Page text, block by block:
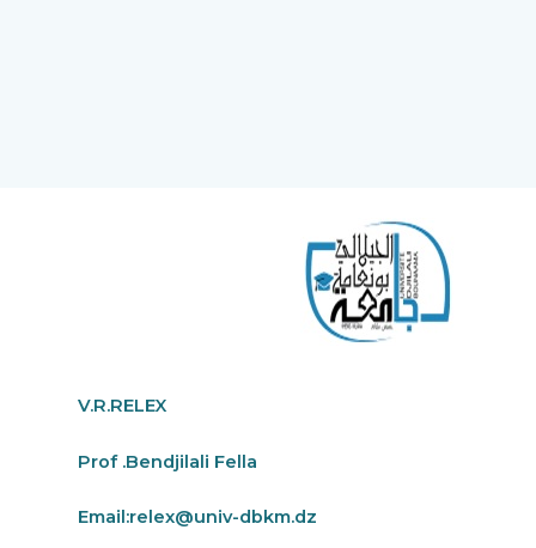
V.R.RELEX
Prof .Bendjilali Fella
Email:relex@univ-dbkm.dz